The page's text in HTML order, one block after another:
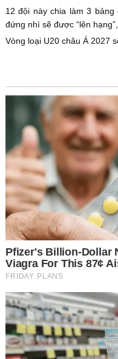
12 đội này chia làm 3
đứng nhì sẽ được “lên
Vòng loại U20 châu Á 2027